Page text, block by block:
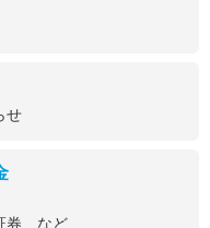
せ
券 など